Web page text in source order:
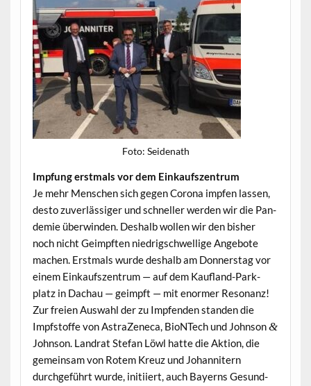
Foto: Sei­de­nath
Imp­fung erst­mals vor dem Einkaufszentrum
Je mehr Men­schen sich gegen Coro­na impfen lassen,
desto zuver­läs­siger und schneller wer­den wir die Pan­
demie über­winden. Deshalb wollen wir den bish­er
noch nicht Geimpften niedrigschwellige Ange­bote
machen. Erst­mals wurde deshalb am Don­ner­stag vor
einem Einkauf­szen­trum — auf dem Kau­fland-Park­
platz in Dachau — geimpft — mit enormer Res­o­nanz!
Zur freien Auswahl der zu Impfend­en standen die
Impf­stoffe von AstraZeneca, BioN­Tech und John­son&
John­son. Lan­drat Ste­fan Löwl hat­te die Aktion, die
gemein­sam von Rotem Kreuz und Johan­nitern
durchge­führt wurde, ini­ti­iert, auch Bay­erns Gesund­